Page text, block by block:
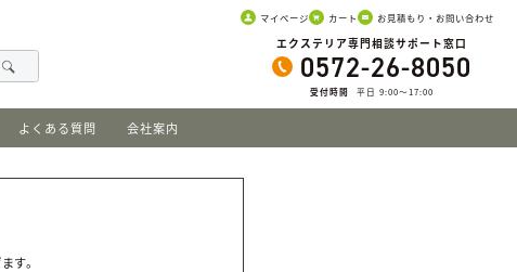
マイページ カート お見積もり・お問い合わせ
エクステリア専門相談サポート窓口
0572-26-8050
受付時間 平日 9:00〜17:00
よくある質問 会社案内
す。